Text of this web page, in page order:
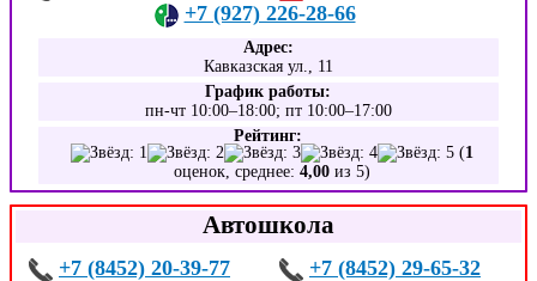
+7 (927) 226-28-66
Адрес:
Кавказская ул., 11
График работы:
пн-чт 10:00–18:00; пт 10:00–17:00
Рейтинг:
(1
оценок, среднее:4,00 из 5)
Автошкола
+7 (8452) 20-39-77
+7 (8452) 29-65-32